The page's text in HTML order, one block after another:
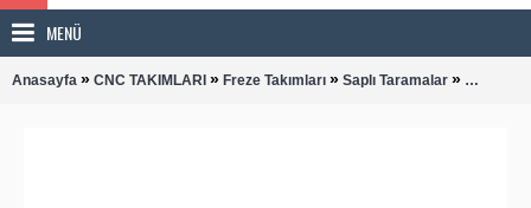
MENÜ
Anasayfa » CNC TAKIMLARI » Freze Takımları » Saplı Taramalar » APKT